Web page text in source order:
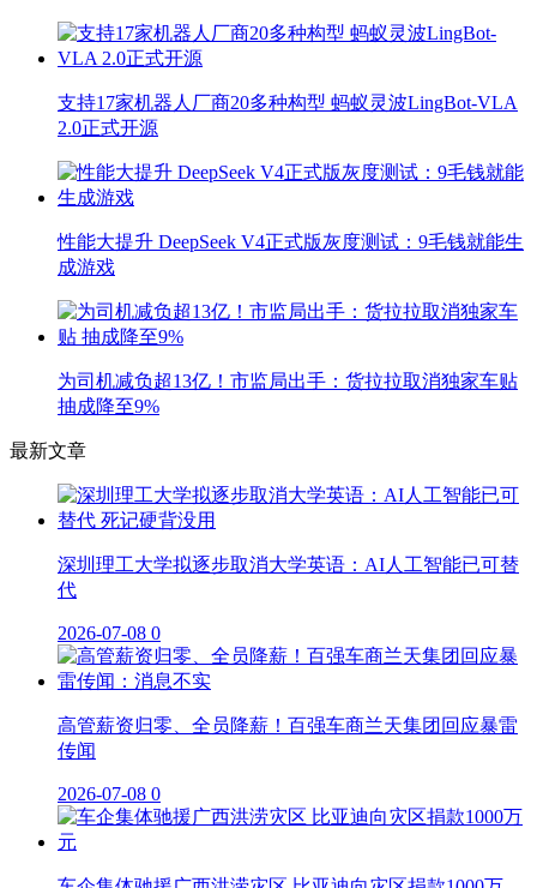
支持17家机器人厂商20多种构型 蚂蚁灵波LingBot-VLA
2.0正式开源
性能大提升 DeepSeek V4正式版灰度测试：9毛钱就能生
成游戏
为司机减负超13亿！市监局出手：货拉拉取消独家车贴
抽成降至9%
最新文章
深圳理工大学拟逐步取消大学英语：AI人工智能已可替
代
2026-07-08 0
高管薪资归零、全员降薪！百强车商兰天集团回应暴雷
传闻
2026-07-08 0